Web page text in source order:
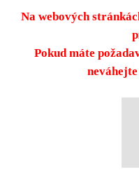
Na webových
Pokud máte